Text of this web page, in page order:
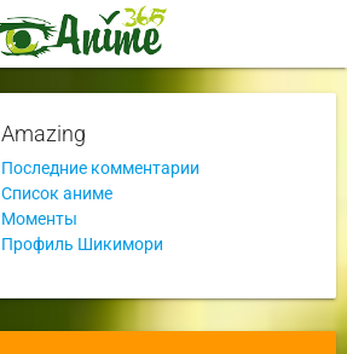
Amazing
Последние комментарии
Список аниме
Моменты
Профиль Шикимори